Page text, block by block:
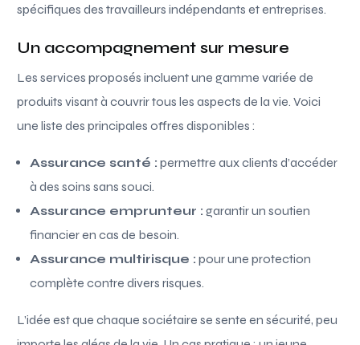
spécifiques des travailleurs indépendants et entreprises.
Un accompagnement sur mesure
Les services proposés incluent une gamme variée de
produits visant à couvrir tous les aspects de la vie. Voici
une liste des principales offres disponibles :
Assurance santé : permettre aux clients d’accéder
à des soins sans souci.
Assurance emprunteur : garantir un soutien
financier en cas de besoin.
Assurance multirisque : pour une protection
complète contre divers risques.
L’idée est que chaque sociétaire se sente en sécurité, peu